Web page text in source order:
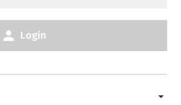
Login